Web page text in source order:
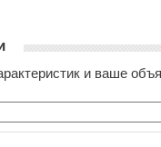
и ваше